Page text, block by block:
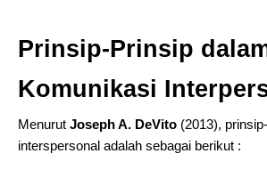
Prinsip-Prinsip
Komunikasi
Menurut Joseph A. DeVito (2013),
interspersonal adalah sebagai berikut :